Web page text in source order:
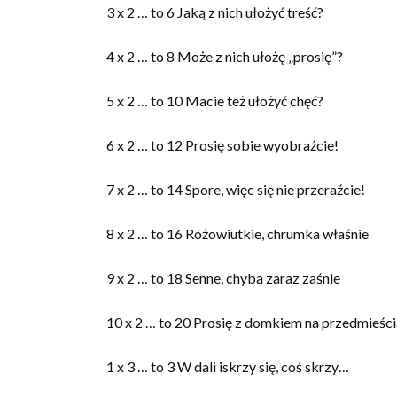
3 x 2 … to 6 Jaką z nich ułożyć treść?
4 x 2 … to 8 Może z nich ułożę „prosię”?
5 x 2 … to 10 Macie też ułożyć chęć?
6 x 2 … to 12 Prosię sobie wyobraźcie!
7 x 2 … to 14 Spore, więc się nie przeraźcie!
8 x 2 … to 16 Różowiutkie, chrumka właśnie
9 x 2 … to 18 Senne, chyba zaraz zaśnie
10 x 2 … to 20 Prosię z domkiem na
1 x 3 … to 3 W dali iskrzy się, coś skrzy…